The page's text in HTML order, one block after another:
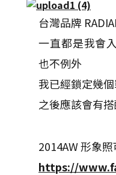
台灣品牌
一直都是我會
也不例外
我已經鎖定幾
之後應該會有
2014AW 形象
https://